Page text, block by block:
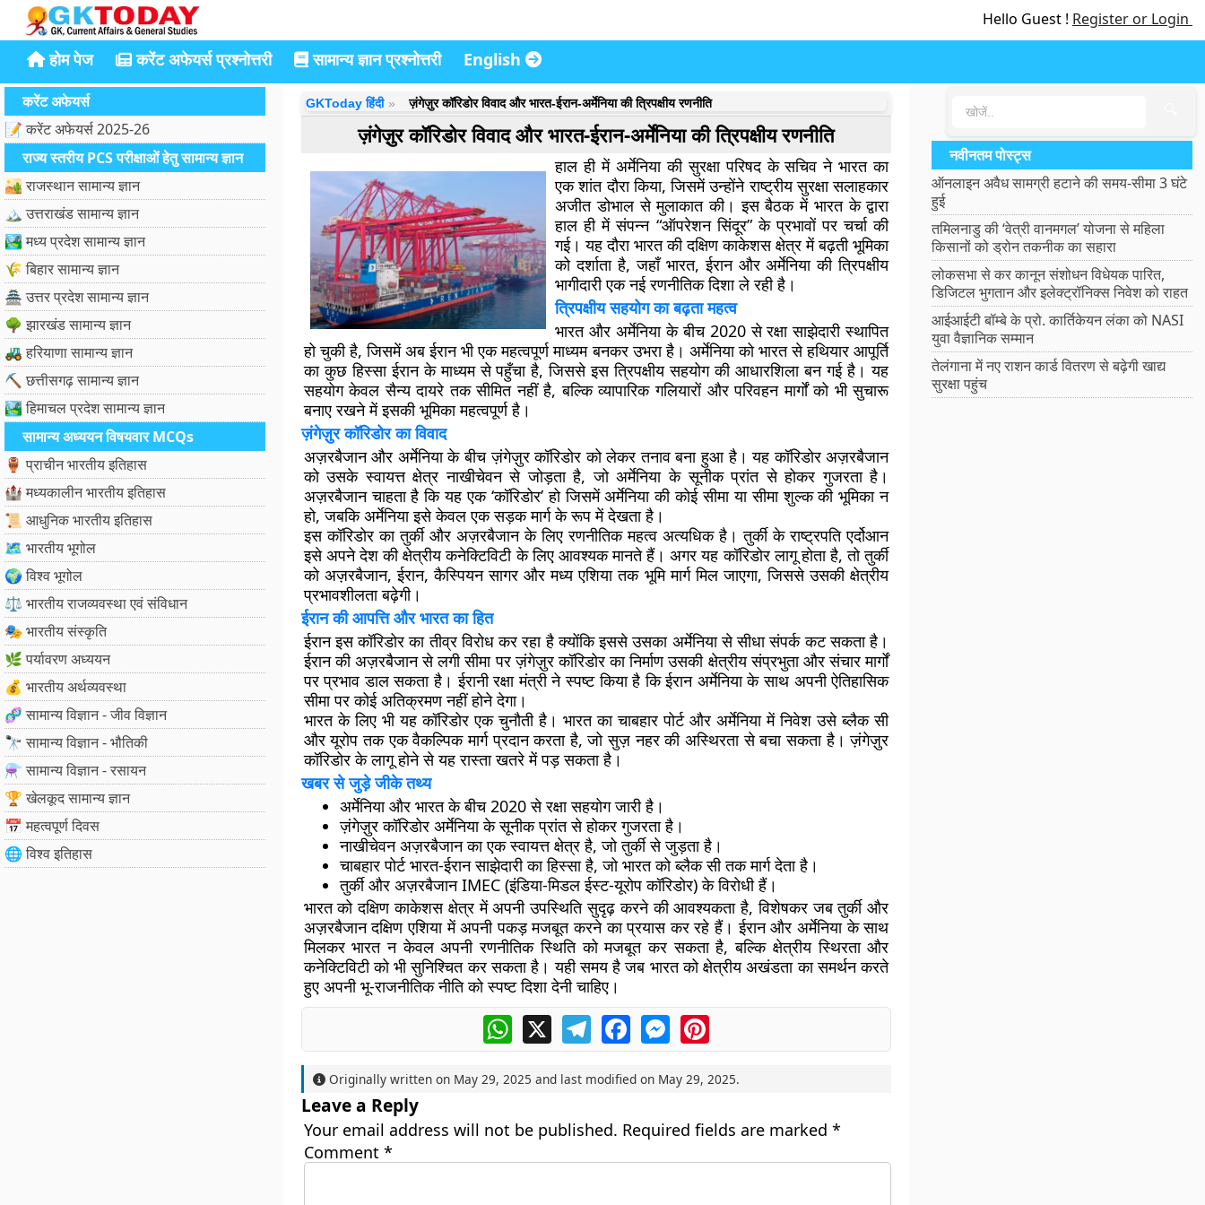
Hello Guest ! Register or Login
होम पेज करेंट अफेयर्स प्रश्नोत्तरी सामान्य ज्ञान प्रश्नोत्तरी English
करेंट अफेयर्स
📝 करेंट अफेयर्स 2025-26
राज्य स्तरीय PCS परीक्षाओं हेतु सामान्य ज्ञान
🏜️ राजस्थान सामान्य ज्ञान
🏔️ उत्तराखंड सामान्य ज्ञान
🏞️ मध्य प्रदेश सामान्य ज्ञान
🌾 बिहार सामान्य ज्ञान
🏯 उत्तर प्रदेश सामान्य ज्ञान
🌳 झारखंड सामान्य ज्ञान
🚜 हरियाणा सामान्य ज्ञान
⛏️ छत्तीसगढ़ सामान्य ज्ञान
🏞️ हिमाचल प्रदेश सामान्य ज्ञान
सामान्य अध्ययन विषयवार MCQs
🏺 प्राचीन भारतीय इतिहास
🏰 मध्यकालीन भारतीय इतिहास
📜 आधुनिक भारतीय इतिहास
🗺️ भारतीय भूगोल
🌍 विश्व भूगोल
⚖️ भारतीय राजव्यवस्था एवं संविधान
🎭 भारतीय संस्कृति
🌿 पर्यावरण अध्ययन
💰 भारतीय अर्थव्यवस्था
🧬 सामान्य विज्ञान - जीव विज्ञान
🔭 सामान्य विज्ञान - भौतिकी
⚗️ सामान्य विज्ञान - रसायन
🏆 खेलकूद सामान्य ज्ञान
📅 महत्वपूर्ण दिवस
🌐 विश्व इतिहास
GKToday हिंदी ज़ंगेज़ुर कॉरिडोर विवाद और भारत-ईरान-अर्मेनिया की त्रिपक्षीय रणनीति
ज़ंगेज़ुर कॉरिडोर विवाद और भारत-ईरान-अर्मेनिया की त्रिपक्षीय रणनीति
हाल ही में अर्मेनिया की सुरक्षा परिषद के सचिव ने भारत का
एक शांत दौरा किया, जिसमें उन्होंने राष्ट्रीय सुरक्षा सलाहकार
अजीत डोभाल से मुलाकात की। इस बैठक में भारत के द्वारा
हाल ही में संपन्न “ऑपरेशन सिंदूर” के प्रभावों पर चर्चा की
गई। यह दौरा भारत की दक्षिण काकेशस क्षेत्र में बढ़ती भूमिका
को दर्शाता है, जहाँ भारत, ईरान और अर्मेनिया की त्रिपक्षीय
भागीदारी एक नई रणनीतिक दिशा ले रही है।
त्रिपक्षीय सहयोग का बढ़ता महत्व
भारत और अर्मेनिया के बीच 2020 से रक्षा साझेदारी स्थापित
हो चुकी है, जिसमें अब ईरान भी एक महत्वपूर्ण माध्यम बनकर उभरा है। अर्मेनिया को भारत से हथियार आपूर्ति
का कुछ हिस्सा ईरान के माध्यम से पहुँचा है, जिससे इस त्रिपक्षीय सहयोग की आधारशिला बन गई है। यह
सहयोग केवल सैन्य दायरे तक सीमित नहीं है, बल्कि व्यापारिक गलियारों और परिवहन मार्गों को भी सुचारू
बनाए रखने में इसकी भूमिका महत्वपूर्ण है।
ज़ंगेज़ुर कॉरिडोर का विवाद
अज़रबैजान और अर्मेनिया के बीच ज़ंगेज़ुर कॉरिडोर को लेकर तनाव बना हुआ है। यह कॉरिडोर अज़रबैजान
को उसके स्वायत्त क्षेत्र नाखीचेवन से जोड़ता है, जो अर्मेनिया के सूनीक प्रांत से होकर गुजरता है।
अज़रबैजान चाहता है कि यह एक ‘कॉरिडोर’ हो जिसमें अर्मेनिया की कोई सीमा या सीमा शुल्क की भूमिका न
हो, जबकि अर्मेनिया इसे केवल एक सड़क मार्ग के रूप में देखता है।
इस कॉरिडोर का तुर्की और अज़रबैजान के लिए रणनीतिक महत्व अत्यधिक है। तुर्की के राष्ट्रपति एर्दोआन
इसे अपने देश की क्षेत्रीय कनेक्टिविटी के लिए आवश्यक मानते हैं। अगर यह कॉरिडोर लागू होता है, तो तुर्की
को अज़रबैजान, ईरान, कैस्पियन सागर और मध्य एशिया तक भूमि मार्ग मिल जाएगा, जिससे उसकी क्षेत्रीय
प्रभावशीलता बढ़ेगी।
ईरान की आपत्ति और भारत का हित
ईरान इस कॉरिडोर का तीव्र विरोध कर रहा है क्योंकि इससे उसका अर्मेनिया से सीधा संपर्क कट सकता है।
ईरान की अज़रबैजान से लगी सीमा पर ज़ंगेज़ुर कॉरिडोर का निर्माण उसकी क्षेत्रीय संप्रभुता और संचार मार्गों
पर प्रभाव डाल सकता है। ईरानी रक्षा मंत्री ने स्पष्ट किया है कि ईरान अर्मेनिया के साथ अपनी ऐतिहासिक
सीमा पर कोई अतिक्रमण नहीं होने देगा।
भारत के लिए भी यह कॉरिडोर एक चुनौती है। भारत का चाबहार पोर्ट और अर्मेनिया में निवेश उसे ब्लैक सी
और यूरोप तक एक वैकल्पिक मार्ग प्रदान करता है, जो सुज़ नहर की अस्थिरता से बचा सकता है। ज़ंगेज़ुर
कॉरिडोर के लागू होने से यह रास्ता खतरे में पड़ सकता है।
खबर से जुड़े जीके तथ्य
अर्मेनिया और भारत के बीच 2020 से रक्षा सहयोग जारी है।
ज़ंगेज़ुर कॉरिडोर अर्मेनिया के सूनीक प्रांत से होकर गुजरता है।
नाखीचेवन अज़रबैजान का एक स्वायत्त क्षेत्र है, जो तुर्की से जुड़ता है।
चाबहार पोर्ट भारत-ईरान साझेदारी का हिस्सा है, जो भारत को ब्लैक सी तक मार्ग देता है।
तुर्की और अज़रबैजान IMEC (इंडिया-मिडल ईस्ट-यूरोप कॉरिडोर) के विरोधी हैं।
भारत को दक्षिण काकेशस क्षेत्र में अपनी उपस्थिति सुदृढ़ करने की आवश्यकता है, विशेषकर जब तुर्की और
अज़रबैजान दक्षिण एशिया में अपनी पकड़ मजबूत करने का प्रयास कर रहे हैं। ईरान और अर्मेनिया के साथ
मिलकर भारत न केवल अपनी रणनीतिक स्थिति को मजबूत कर सकता है, बल्कि क्षेत्रीय स्थिरता और
कनेक्टिविटी को भी सुनिश्चित कर सकता है। यही समय है जब भारत को क्षेत्रीय अखंडता का समर्थन करते
हुए अपनी भू-राजनीतिक नीति को स्पष्ट दिशा देनी चाहिए।
WhatsApp
X TelegramFacebookMessengerPinterest
Originally written on May 29, 2025 and last modified on May 29, 2025.
Leave a Reply
Your email address will not be published. Required fields are marked *
Comment *
नवीनतम पोस्ट्स
ऑनलाइन अवैध सामग्री हटाने की समय-सीमा 3 घंटे
हुई
तमिलनाडु की ‘वेत्री वानमगल’ योजना से महिला
किसानों को ड्रोन तकनीक का सहारा
लोकसभा से कर कानून संशोधन विधेयक पारित,
डिजिटल भुगतान और इलेक्ट्रॉनिक्स निवेश को राहत
आईआईटी बॉम्बे के प्रो. कार्तिकेयन लंका को NASI
युवा वैज्ञानिक सम्मान
तेलंगाना में नए राशन कार्ड वितरण से बढ़ेगी खाद्य
सुरक्षा पहुंच